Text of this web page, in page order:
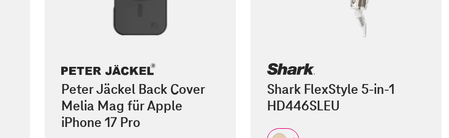
Peter Jäckel Back Cover
Melia Mag für Apple
iPhone 17 Pro
Shark FlexStyle 5-in-1
HD446SLEU